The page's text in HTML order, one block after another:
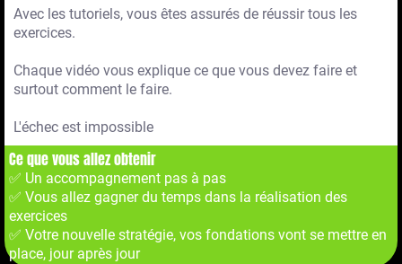
Avec les tutoriels, vous êtes assurés de réussir tous les
exercices.
Chaque vidéo vous explique ce que vous devez faire et
surtout comment le faire.
L'échec est impossible
Ce que vous allez obtenir
✅ Un accompagnement pas à pas
✅ Vous allez gagner du temps dans la réalisation des
exercices
✅ Votre nouvelle stratégie, vos fondations vont se mettre en
place, jour après jour